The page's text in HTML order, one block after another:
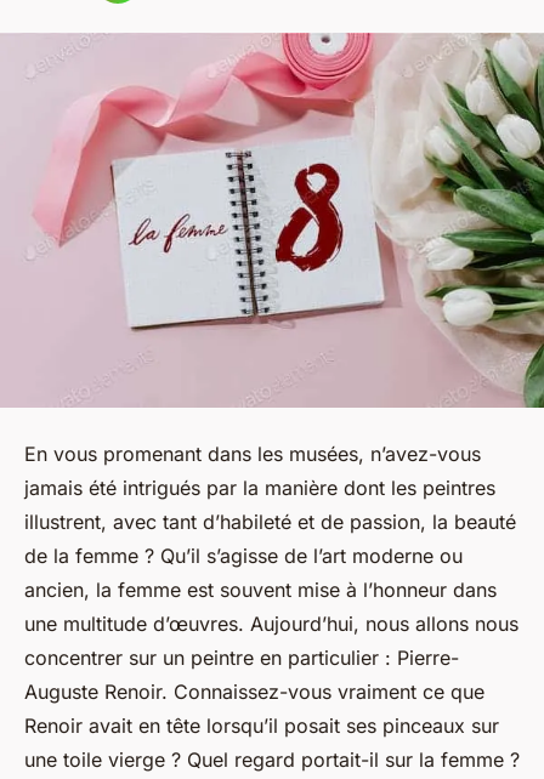
En vous promenant dans les musées, n’avez-vous
jamais été intrigués par la manière dont les peintres
illustrent, avec tant d’habileté et de passion, la beauté
de la femme ? Qu’il s’agisse de l’art moderne ou
ancien, la femme est souvent mise à l’honneur dans
une multitude d’œuvres. Aujourd’hui, nous allons nous
concentrer sur un peintre en particulier : Pierre-
Auguste Renoir. Connaissez-vous vraiment ce que
Renoir avait en tête lorsqu’il posait ses pinceaux sur
une toile vierge ? Quel regard portait-il sur la femme ?